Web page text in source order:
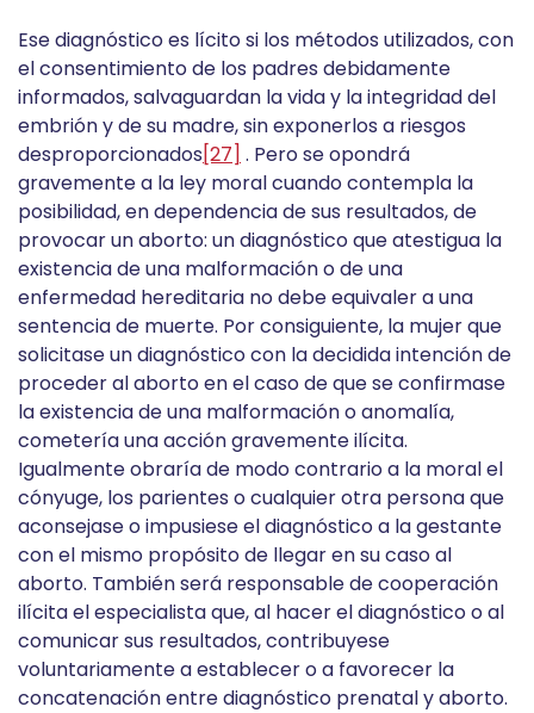
Ese diagnóstico es lícito si los métodos utilizados, con
el consentimiento de los padres debidamente
informados, salvaguardan la vida y la integridad del
embrión y de su madre, sin exponerlos a riesgos
desproporcionados[27] . Pero se opondrá
gravemente a la ley moral cuando contempla la
posibilidad, en dependencia de sus resultados, de
provocar un aborto: un diagnóstico que atestigua la
existencia de una malformación o de una
enfermedad hereditaria no debe equivaler a una
sentencia de muerte. Por consiguiente, la mujer que
solicitase un diagnóstico con la decidida intención de
proceder al aborto en el caso de que se confirmase
la existencia de una malformación o anomalía,
cometería una acción gravemente ilícita.
Igualmente obraría de modo contrario a la moral el
cónyuge, los parientes o cualquier otra persona que
aconsejase o impusiese el diagnóstico a la gestante
con el mismo propósito de llegar en su caso al
aborto. También será responsable de cooperación
ilícita el especialista que, al hacer el diagnóstico o al
comunicar sus resultados, contribuyese
voluntariamente a establecer o a favorecer la
concatenación entre diagnóstico prenatal y aborto.